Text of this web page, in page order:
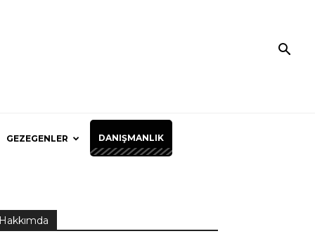
GEZEGENLER DANIŞMANLIK
Hakkımda